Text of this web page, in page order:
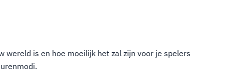
wereld is en hoe moeilijk het zal zijn voor je spelers